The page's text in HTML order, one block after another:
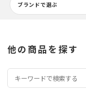
ブランドで選ぶ
他の商品を探す